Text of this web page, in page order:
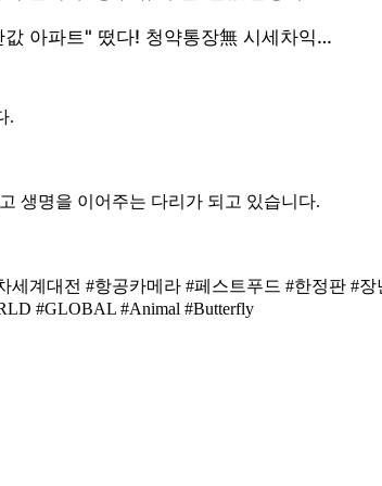
.
생명을 이어주는 다리가 되고 있습니다.
계대전 #항공카메라 #페스트푸드 #한정판 #
#GLOBAL #Animal #Butterfly